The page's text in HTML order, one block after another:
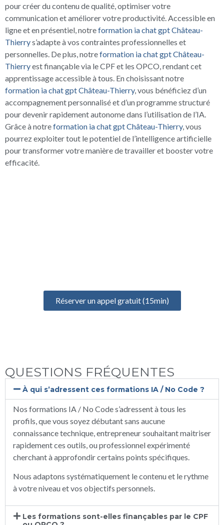
pour créer du contenu de qualité, optimiser votre
communication et améliorer votre productivité. Accessible en
ligne et en présentiel, notreformation ia chat gpt Château-
Thierrys’adapte à vos contraintes professionnelles et
personnelles. De plus, notreformation ia chat gpt Château-
Thierryest finançable via le CPF et les OPCO, rendant cet
apprentissage accessible à tous. En choisissant notre
formation ia chat gpt Château-Thierry, vous bénéficiez d’un
accompagnement personnalisé et d’un programme structuré
pour devenir rapidement autonome dans l’utilisation de l’IA.
Grâce à notreformation ia chat gpt Château-Thierry, vous
pourrez exploiter tout le potentiel de l’intelligence artificielle
pour transformer votre manière de travailler et booster votre
efficacité.
Réserver un appel gratuit (15min)
QUESTIONS FRÉQUENTES
À qui s’adressent ces formations IA / No Code ?
Nos formations IA / No Code s’adressent à tous les
profils, que vous soyez débutant sans aucune
connaissance technique, entrepreneur souhaitant maitriser
rapidement ces outils, ou professionnel expérimenté
cherchant à approfondir certains points spécifiques.
Nous adaptons systématiquement le contenu et le rythme
à votre niveau et vos objectifs personnels.
Les formations sont-elles finançables par le CPF